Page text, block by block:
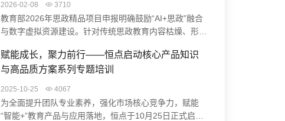
2026-02-08 3710
教育部2026年思政精品项目申报明确鼓励“AI+思政”融合
与数字虚拟资源建设。针对传统思政教育内容枯燥、形式
造沉浸式学习体验（如“飞夺泸定桥”虚拟实验），并借助
AI构建智慧系统与数智档案，助力高校开发思政大模型、
赋能成长，聚力前行——恒点启动核心产品知识
与高品质方案系列专题培训
2025-10-25 4067
为全面提升团队专业素养，强化市场核心竞争力，赋能
“智能+”教育产品与应用落地，恒点于10月25日正式启动